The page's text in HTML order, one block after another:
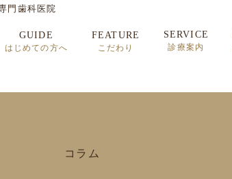
門歯科医院
GUIDE
はじめての方へ
FEATURE
こだわり
SERVICE
診療案内
コラム